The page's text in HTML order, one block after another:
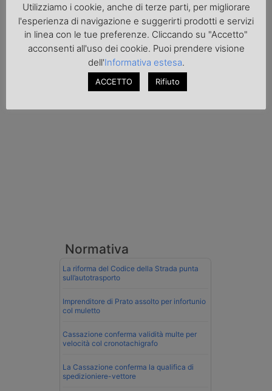
contrabbando, dichiarata come solvente
nei documenti di trasporto, e
l'autoarticolato utilizzato. Denunciato per
contrabbando di prodotti petroliferi il
conducente ungherese del mezzo, fermato
al valico di Tarvisio.
Normativa
La riforma del Codice della Strada punta
sull’autotrasporto
Imprenditore di Prato assolto per infortunio
col muletto
Cassazione conferma validità multe per
velocità col cronotachigrafo
La Cassazione conferma la qualifica di
spedizioniere-vettore
Utilizziamo i cookie, anche di terze parti, per migliorare
l'esperienza di navigazione e suggerirti prodotti e servizi
in linea con le tue preferenze. Cliccando su "Accetto"
acconsenti all'uso dei cookie. Puoi prendere visione
dell'Informativa estesa.
ACCETTO Rifiuto